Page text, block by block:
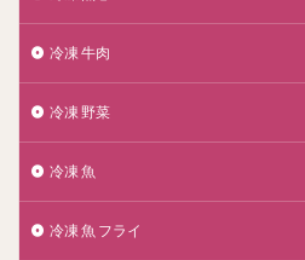
冷凍 牛肉
冷凍 野菜
冷凍 魚
冷凍 魚 フライ